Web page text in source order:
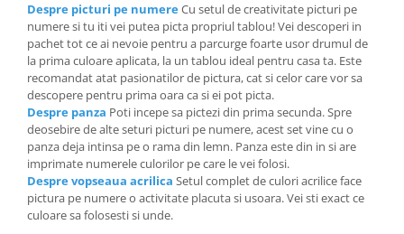
Despre picturi pe numereCu setul de creativitate picturi pe
numere si tu iti vei putea picta propriul tablou! Vei descoperi in
pachet tot ce ai nevoie pentru a parcurge foarte usor drumul de
la prima culoare aplicata, la un tablou ideal pentru casa ta. Este
recomandat atat pasionatilor de pictura, cat si celor care vor sa
descopere pentru prima oara ca si ei pot picta.
Despre panza Poti incepe sa pictezi din prima secunda. Spre
deosebire de alte seturi picturi pe numere, acest set vine cu o
panza deja intinsa pe o rama din lemn. Panza este din in si are
imprimate numerele culorilor pe care le vei folosi.
Despre vopseaua acrilica Setul complet de culori acrilice face
pictura pe numere o activitate placuta si usoara. Vei sti exact ce
culoare sa folosesti si unde.